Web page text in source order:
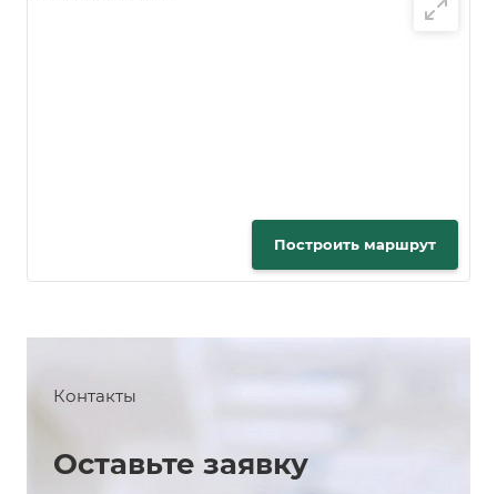
Построить маршрут
Контакты
Оставьте заявку